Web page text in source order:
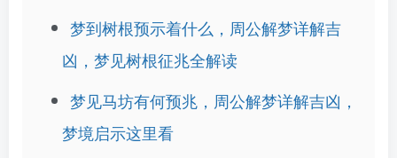
梦到树根预示着什么，周公解梦详解吉
凶，梦见树根征兆全解读
梦见马坊有何预兆，周公解梦详解吉凶，
梦境启示这里看